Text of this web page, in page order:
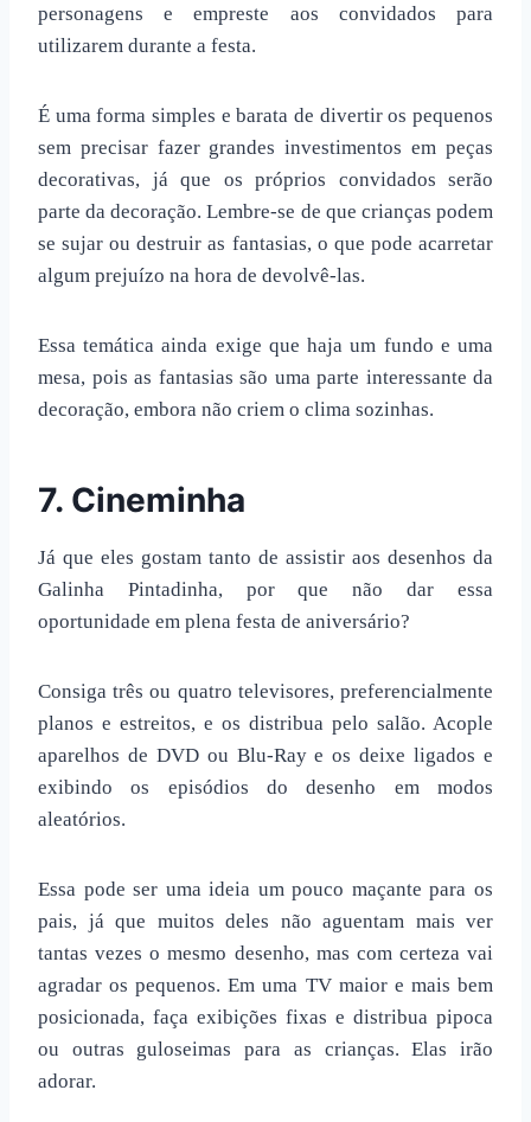
personagens e empreste aos convidados para
utilizarem durante a festa.
É uma forma simples e barata de divertir os pequenos
sem precisar fazer grandes investimentos em peças
decorativas, já que os próprios convidados serão
parte da decoração. Lembre-se de que crianças podem
se sujar ou destruir as fantasias, o que pode acarretar
algum prejuízo na hora de devolvê-las.
Essa temática ainda exige que haja um fundo e uma
mesa, pois as fantasias são uma parte interessante da
decoração, embora não criem o clima sozinhas.
7. Cineminha
Já que eles gostam tanto de assistir aos desenhos da
Galinha Pintadinha, por que não dar essa
oportunidade em plena festa de aniversário?
Consiga três ou quatro televisores, preferencialmente
planos e estreitos, e os distribua pelo salão. Acople
aparelhos de DVD ou Blu-Ray e os deixe ligados e
exibindo os episódios do desenho em modos
aleatórios.
Essa pode ser uma ideia um pouco maçante para os
pais, já que muitos deles não aguentam mais ver
tantas vezes o mesmo desenho, mas com certeza vai
agradar os pequenos. Em uma TV maior e mais bem
posicionada, faça exibições fixas e distribua pipoca
ou outras guloseimas para as crianças. Elas irão
adorar.